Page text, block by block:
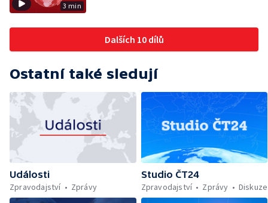
3 min
Dalších 10 dílů
Ostatní také sledují
Události
Zpravodajství
Zprávy
Studio ČT24
Zpravodajství
Zprávy Diskuze